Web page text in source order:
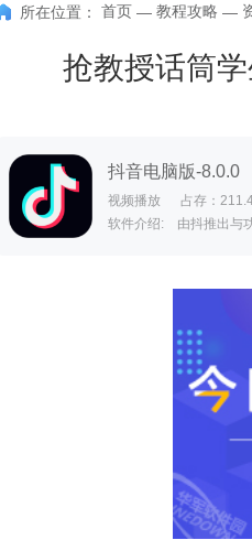
所在位置： 首页 — 教程攻略 —
抢教授话筒
抖音电脑版-8.0.0
视频播放 占存：